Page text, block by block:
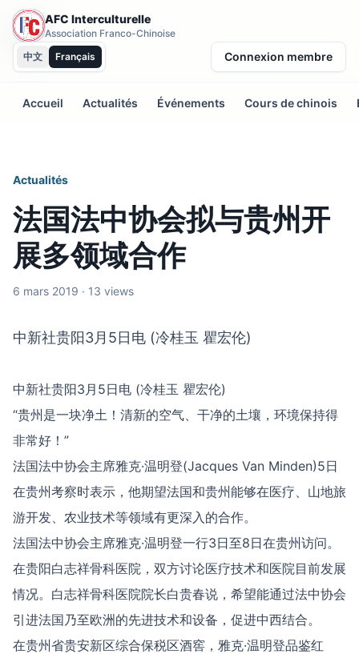
AFC Interculturelle
Association Franco-Chinoise
中文
Français Connexion membre
Accueil Actualités Événements Cours de chinois
Actualités
法国法中协会拟与贵州开
展多领域合作
6 mars 2019 · 13 views
中新社贵阳3月5日电 (冷桂玉 瞿宏伦)
中新社贵阳3月5日电 (冷桂玉 瞿宏伦)
“贵州是一块净土！清新的空气、干净的土壤，环境保持得
非常好！”
法国法中协会主席雅克·温明登(Jacques Van Minden)5日
在贵州考察时表示，他期望法国和贵州能够在医疗、山地旅
游开发、农业技术等领域有更深入的合作。
法国法中协会主席雅克·温明登一行3日至8日在贵州访问。
在贵阳白志祥骨科医院，双方讨论医疗技术和医院目前发展
情况。白志祥骨科医院院长白贵春说，希望能通过法中协会
引进法国乃至欧洲的先进技术和设备，促进中西结合。
在贵州省贵安新区综合保税区酒窖，雅克·温明登品鉴红